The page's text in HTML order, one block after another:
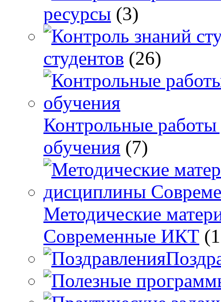
ресурсы (3)
студентов (26)
Контрольные
обучения (7)
Методические
Современные ИКТ